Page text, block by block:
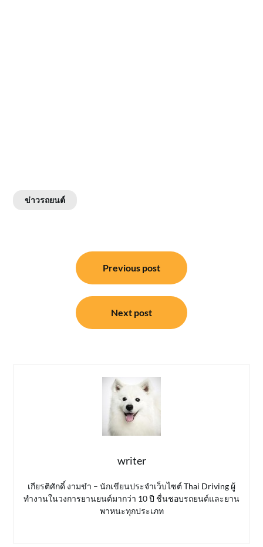
ข่าวรถยนต์
Previous post
Next post
writer
เกียรติศักดิ์ งามขำ – นักเขียนประจำเว็บไซต์ Thai Driving ผู้
ทำงานในวงการยานยนต์มากว่า 10 ปี ชื่นชอบรถยนต์และยาน
พาหนะทุกประเภท